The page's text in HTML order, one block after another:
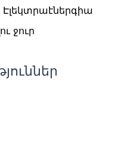
Էլեկտրաէներգիա
ջուր